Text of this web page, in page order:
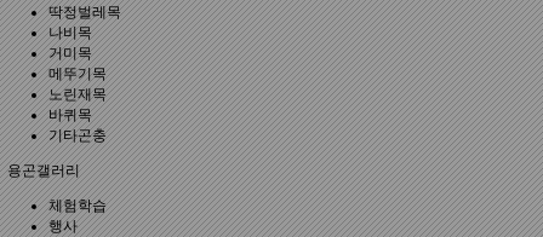
딱정벌레목
나비목
거미목
메뚜기목
노린재목
바퀴목
기타곤충
용곤갤러리
체험학습
행사